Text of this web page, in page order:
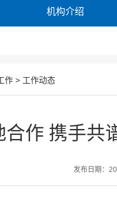
机构介绍
作 > 工作动态
合作 携手
发布日期：